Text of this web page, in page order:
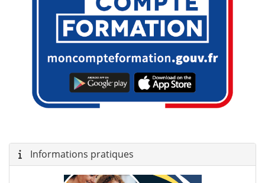
Informations pratiques